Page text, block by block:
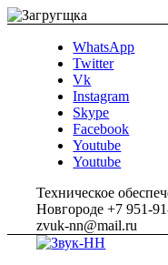
WhatsApp
Twitter
Vk
Instagram
Skype
Facebook
Youtube
Youtube
Техническое
Новгороде +7 951-
zvuk-nn@mail.ru